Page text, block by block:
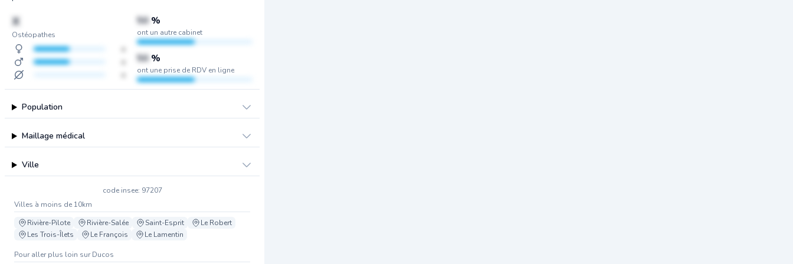
X
Ostéopathes
50 %
ont un autre cabinet
50 %
ont une prise de RDV en ligne
Population
Maillage médical
Ville
code insee: 97207
Villes à moins de 10km
Rivière-Pilote
Rivière-Salée Saint-Esprit
Le Robert
Les Trois-Îlets
Le François Le Lamentin
Pour aller plus loin sur Ducos